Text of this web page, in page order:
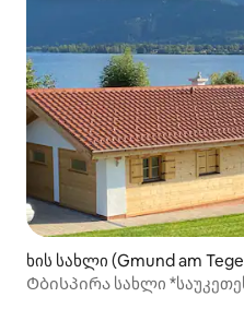
ხის სახლი (Gmund am
Ტბისპირა სახლი